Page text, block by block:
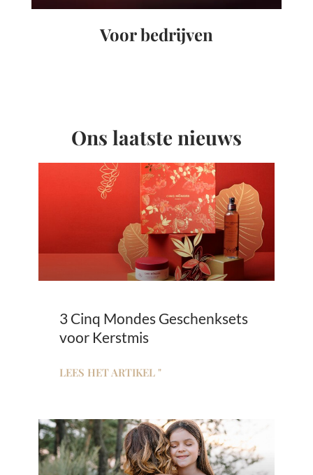
Voor bedrijven
Ons laatste nieuws
3 Cinq Mondes Geschenksets
voor Kerstmis
LEES HET ARTIKEL "